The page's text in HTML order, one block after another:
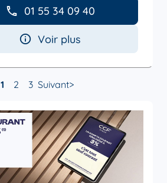
01 55 34 09 40
Voir plus
1 2 3 Suivant